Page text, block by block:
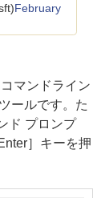
February
マンドライン
ールです。た
ド プロンプ
］キーを押